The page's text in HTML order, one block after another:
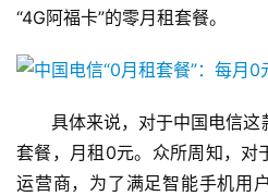
“4G阿福卡”的零月租套餐。
具体来说，对于中国电信这
套餐，月租0元。众所周知，对
运营商，为了满足智能手机用